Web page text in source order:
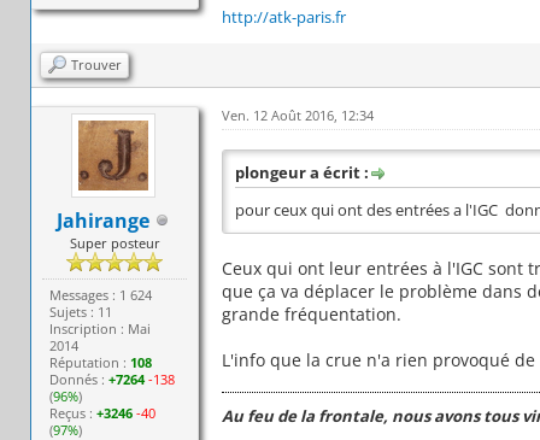
http://atk-paris.fr
Trouver
Jahirange
Super posteur
Messages : 1 624
Sujets : 11
Inscription : Mai
2014
Réputation : 108
Donnés :+7264 -138
(96%)
Reçus :+3246 -40
(97%)
Ven. 12 Août 2016, 12:34
plongeur a écrit :
pour ceux qui ont des entrées a l'IGC
Ceux qui ont leur entrées à l'IGC sont
que ça va déplacer le problème dans
grande fréquentation.
L'info que la crue n'a rien provoqué
Au feu de la frontale, nous avons tous